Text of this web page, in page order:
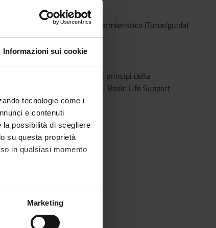
Informazioni sui cookie
tecnologie come i
e contenuti
possibilità di scegliere
su questa proprietà
in qualsiasi momento
metro,Marketing
di personale infermieristico (Tutor/guida)
il paziente applicando i principi della
esercitare tecniche di BLSD - Basic Life Support